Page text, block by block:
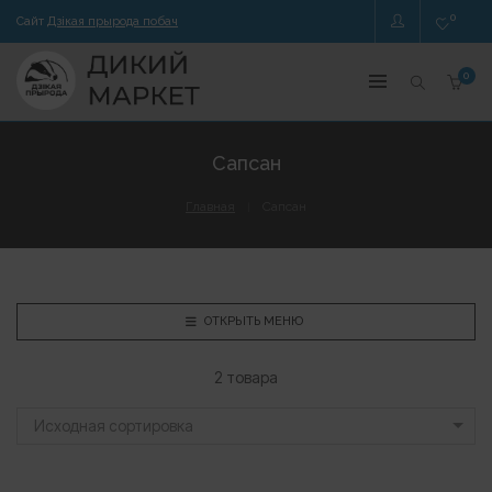
Сайт Дзікая прырода побач 0
0
Сапсан
ОТКРЫТЬ МЕНЮ
2 товара
Исходная сортировка